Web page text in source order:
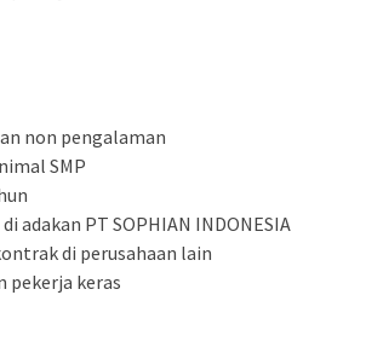
non pengalaman
SMP
adakan PT SOPHIAN INDONESIA
di perusahaan lain
pekerja keras